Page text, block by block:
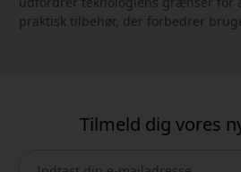
praktisk tilbehør, der forbedrer
Tilmeld dig vores